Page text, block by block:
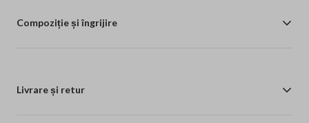
Compoziție și îngrijire
Livrare și retur